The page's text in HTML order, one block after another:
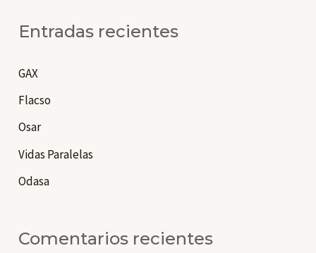
c
r
p
o
Entradas recientes
GAX
Flacso
Osar
Vidas Paralelas
Odasa
Comentarios recientes